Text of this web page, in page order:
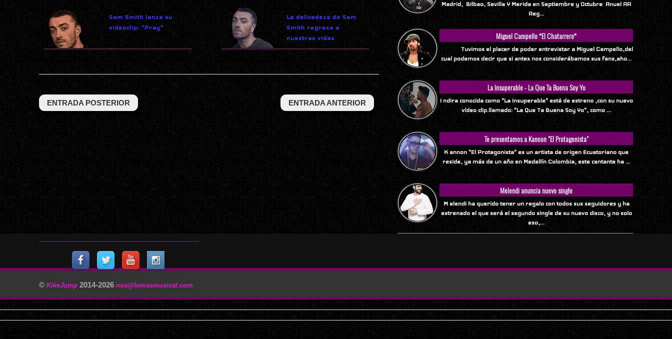
Sam Smith lanza su
videoclip: “Pray”
La delicadeza de Sam
Smith regresa a
nuestras vidas
ENTRADA POSTERIOR ENTRADA ANTERIOR
Madrid, Bilbao, Sevilla Y Merida en Septiembre y Octubre Anuel AA
Reg...
Miguel Campello *El Chatarrero*
Tuvimos el placer de poder entrevistar a Miguel Campello,del
cual podemos decir que si antes nos considerábamos sus fans,aho...
La Insuperable - La Que Ta Buena Soy Yo
I ndira conocida como "La Insuperable" está de estreno ,con su nuevo
vídeo clip.llamado: "La Que Ta Buena Soy Yo", como ...
Te presentamos a Kannon "El Protagonista"
K annon "El Protagonista" es un artista de origen Ecuatoriano que
reside, ya más de un año en Medellín Colombia, este cantante ha ...
Melendi anuncia nuevo single
M elendi ha querido tener un regalo con todos sus seguidores y ha
estrenado el que será el segundo single de su nuevo disco, y no solo
eso,...
© KikeJump 2014-2026 noa@lomasmusical.com
11/29/2025, 3:40:57 AM